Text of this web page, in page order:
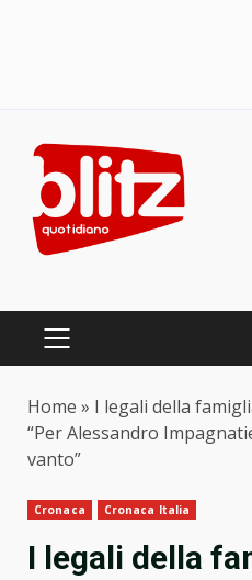
content
PRIMARY
Home » I legali della
“Per Alessandro
vanto”
Cronaca Cronaca Italia
I legali della